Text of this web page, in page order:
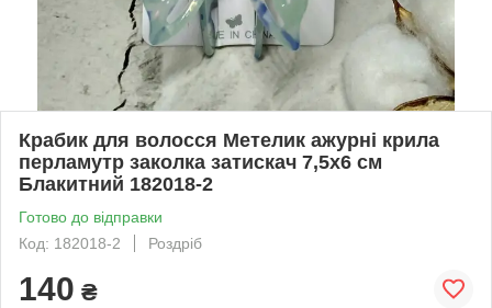
Крабик для волосся Метелик ажурні крила
перламутр заколка затискач 7,5х6 см
Блакитний 182018-2
Готово до відправки
Код: 182018-2
Роздріб
140 ₴